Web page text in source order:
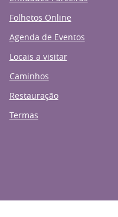
Folhetos Online
Agenda de Eventos
Locais a visitar
Caminhos
Restauração
Termas